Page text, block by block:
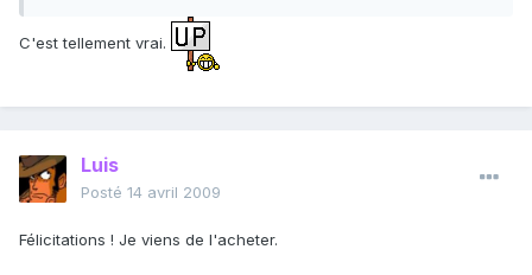
C'est tellement vrai.
Luis
Posté 14 avril 2009
Félicitations ! Je viens de l'acheter.